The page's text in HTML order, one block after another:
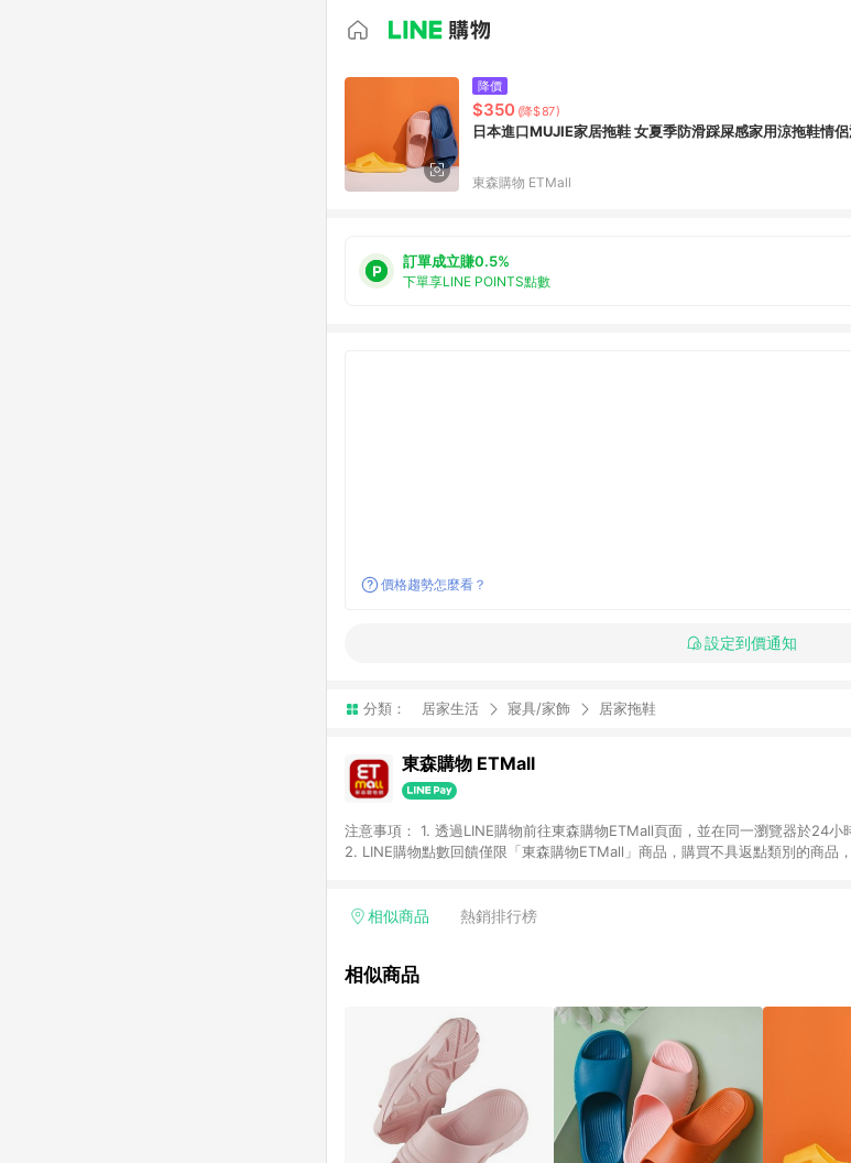
降價
$350 (降$87)
日本進口MUJIE家居拖鞋 女夏季防滑踩屎感家用涼拖鞋情
東森購物 ETMall
訂單成立賺0.5%
下單享LINE POINTS點數
價格趨勢怎麼看？
設定到價通知
分類： 居家生活 寢具/家飾 居家拖鞋
東森購物 ETMall
注意事項： 1. 透過LINE購物前往東森購物ETMall頁面，並在同一瀏覽器於24小
2. LINE購物點數回饋僅限「東森購物ETMall」商品，購買不具返點類別的商品
「草莓網」全館商品。 4. 如取消訂單、退貨、退款或購物中登出東森購物
面顯示為準。 7. LINE購物設有「單一商品最高回饋點數」機制(特殊活動時開放
品資料更新會有時間差，如顯示之商品規格、顏色、價位、贈品與東森購物
準。 9. 若有贈點爭議，請務必於訂單日期+180天以內至LINE購物客服洽詢；
贈點回饋。 10. 部分點數紅包僅限指定商品使用，或不適用於無回饋商品。各
紅包頁面規則為準。
相似商品 熱銷排行榜
相似商品